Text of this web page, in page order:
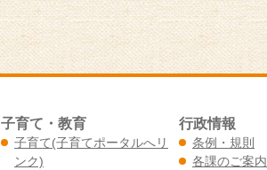
子育て・教育
子育て(子育てポータルへリ
ンク)
行政情報
条例・規則
各課のご案内